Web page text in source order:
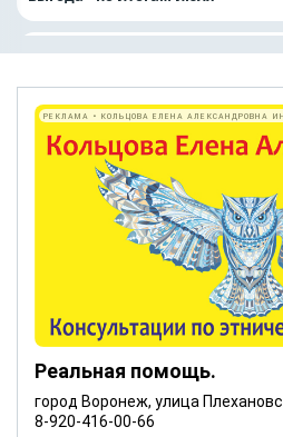
Реальная помощь.
город Воронеж, улица
8-920-416-00-66
РЕКЛАМА • КОЛЬЦОВА ЕЛЕНА АЛЕКСАНДРОВНА